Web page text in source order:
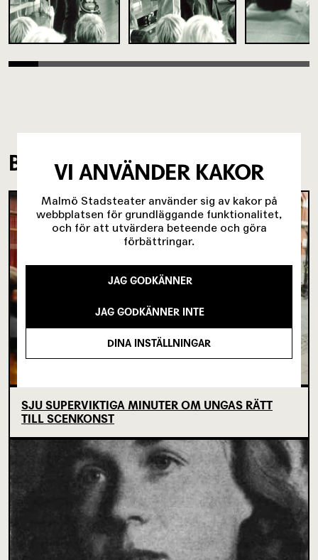
BAKOM KULISSERNA
SJU SUPERVIKTIGA MINUTER OM UNGAS RÄTT
TILL SCENKONST
VI ANVÄNDER KAKOR
Malmö Stadsteater använder sig av kakor på
webbplatsen för grundläggande funktionalitet,
och för att utvärdera beteende och göra
förbättringar.
JAG GODKÄNNER
JAG GODKÄNNER INTE
DINA INSTÄLLNINGAR